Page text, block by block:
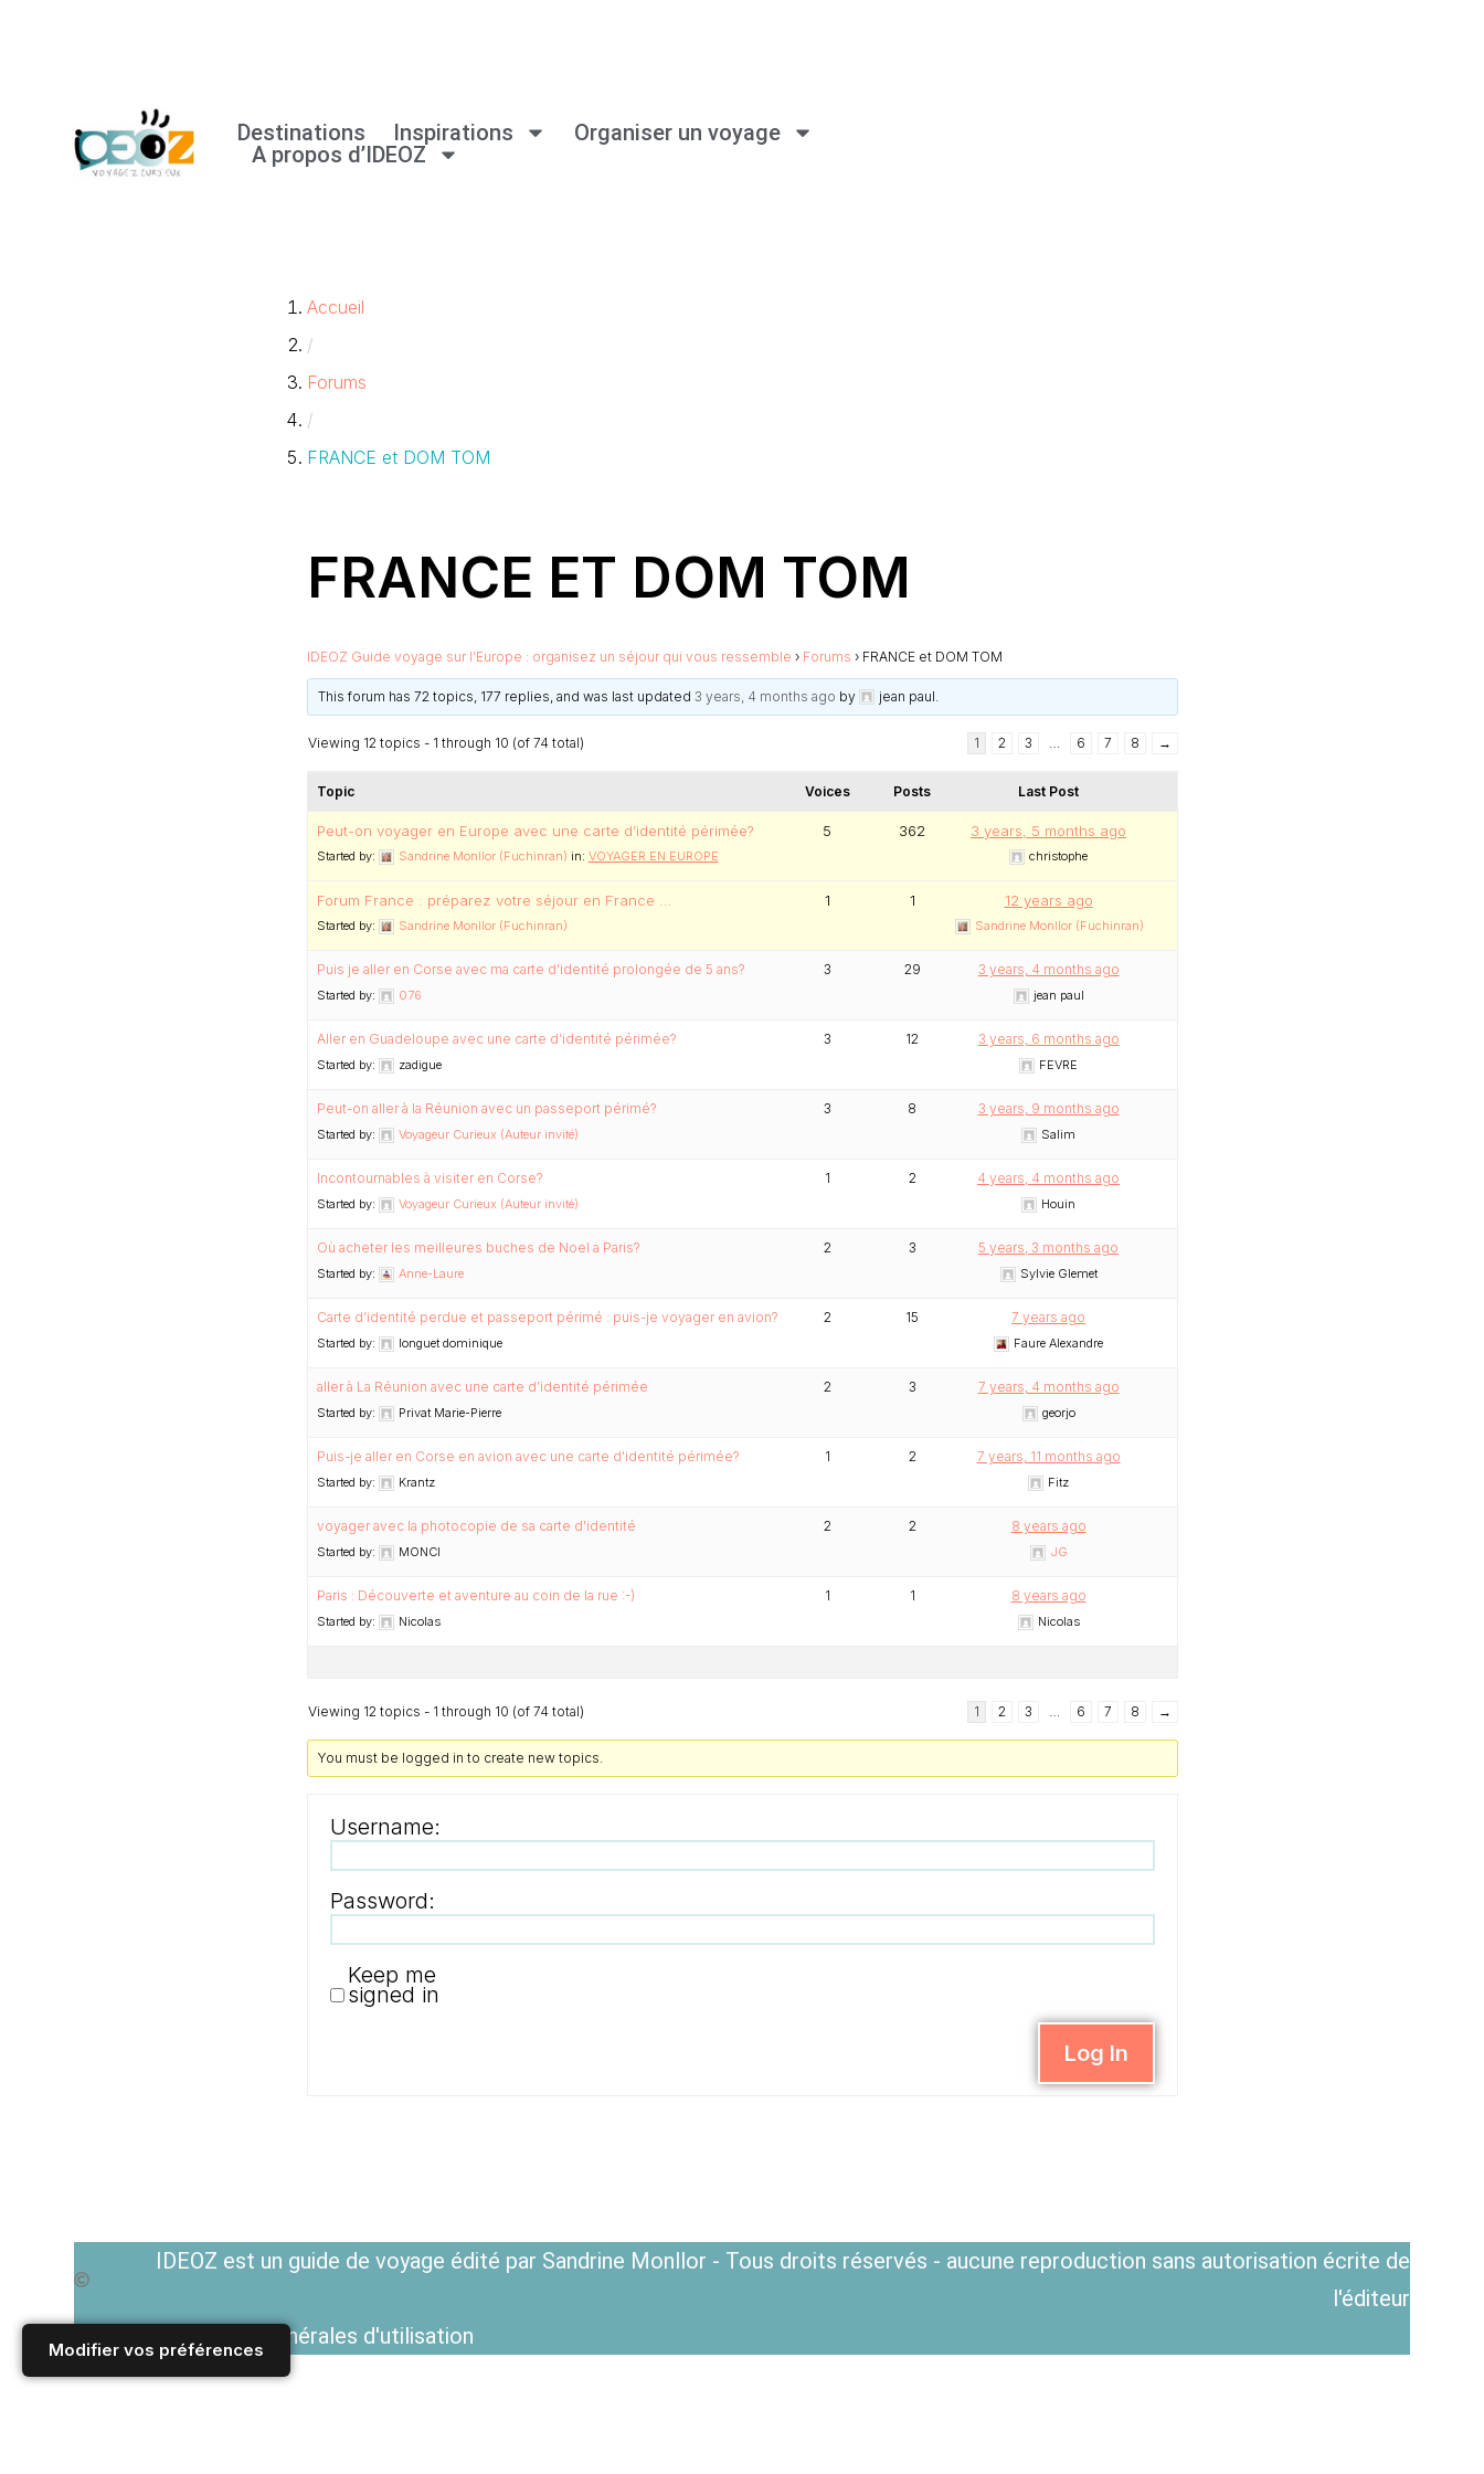
Modifier vos préférences
contenu
Destinations Inspirations
Organiser un voyage
A propos d’IDEOZ
Accueil
/
Forums
/
FRANCE et DOM TOM
FRANCE ET DOM TOM
IDEOZ Guide voyage sur l’Europe : organisez un séjour qui vous ressemble › Forums › FRANCE et DOM TOM
This forum has 72 topics, 177 replies, and was last updated 3 years, 4 months ago by jean paul
Viewing 12 topics - 1 through 10 (of 74 total) 1 2 3 6 7 8 →
Topic Voices Posts Last Post
Peut-on voyager en Europe avec une carte d’identité périmée?
Started by: Sandrine Monllor (Fuchinran) in: VOYAGER EN EUROPE
5 362 3 years, 5 months ago
christophe
Forum France : préparez votre séjour en France …
Started by: Sandrine Monllor (Fuchinran)
1 1 12 years ago
Sandrine Monllor (Fuchinran)
Puis je aller en Corse avec ma carte d'identité prolongée de 5 ans?
Started by: 076
3 29 3 years, 4 months ago
jean paul
Aller en Guadeloupe avec une carte d’identité périmée?
Started by: zadigue
3 12 3 years, 6 months ago
FEVRE
Peut-on aller à la Réunion avec un passeport périmé?
Started by: Voyageur Curieux (Auteur invité)
3 8 3 years, 9 months ago
Salim
Incontournables à visiter en Corse?
Started by: Voyageur Curieux (Auteur invité)
1 2 4 years, 4 months ago
Houin
Où acheter les meilleures buches de Noel a Paris?
Started by: Anne-Laure
2 3 5 years, 3 months ago
Sylvie Glemet
Carte d’identité perdue et passeport périmé : puis-je voyager en avion?
Started by: longuet dominique
2 15 7 years ago
Faure Alexandre
aller à La Réunion avec une carte d’identité périmée
Started by: Privat Marie-Pierre
2 3 7 years, 4 months ago
georjo
Puis-je aller en Corse en avion avec une carte d'identité périmée?
Started by: Krantz
1 2 7 years, 11 months ago
Fitz
voyager avec la photocopie de sa carte d'identité
Started by: MONCI
2 2 8 years ago
JG
Paris : Découverte et aventure au coin de la rue :-)
Started by: Nicolas
1 1 8 years ago
Nicolas
Viewing 12 topics - 1 through 10 (of 74 total) 1 2 3 6 7 8 →
You must be logged in to create new topics.
Username:
Password:
Keep me
signed in
Log In
IDEOZ est un guide de voyage édité par Sandrine Monllor - Tous droits réservés - aucune reproduction sans autorisation écrite de
l'éditeur
Voir les Conditions générales d'utilisation